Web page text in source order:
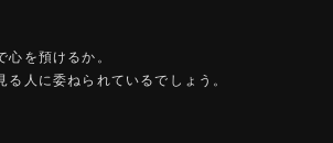
心を預けるか。
る人に委ねられているでしょう。